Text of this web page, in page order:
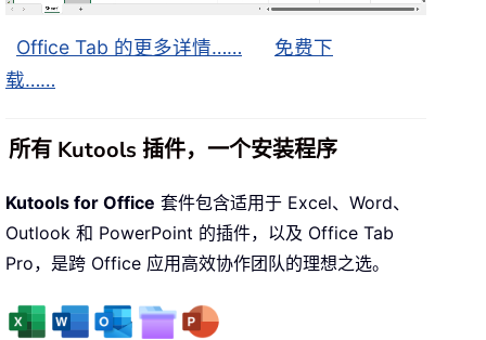
Office Tab 的更多详情……
免费下
载……
所有 Kutools 插件，一个安装程序
Kutools for Office 套件包含适用于 Excel、Word、
Outlook 和 PowerPoint 的插件，以及 Office Tab
Pro，是跨 Office 应用高效协作团队的理想之选。